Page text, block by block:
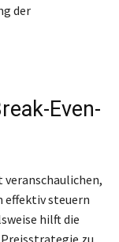
der
Even-
veranschaulichen,
effektiv steuern
hilft die
zu